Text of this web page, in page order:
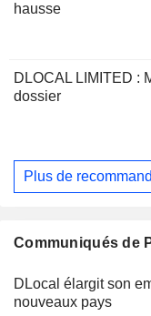
hausse
DLOCAL LIMITED :
dossier
Plus de
Communiqués de
DLocal élargit son
nouveaux pays